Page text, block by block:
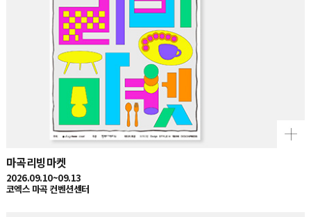
2026.09.10~09.13
코엑스 마곡 컨벤션센터